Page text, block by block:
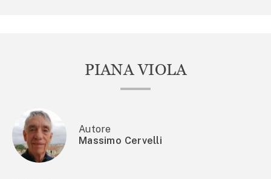
PIANA VIOLA
Autore
Massimo Cervelli